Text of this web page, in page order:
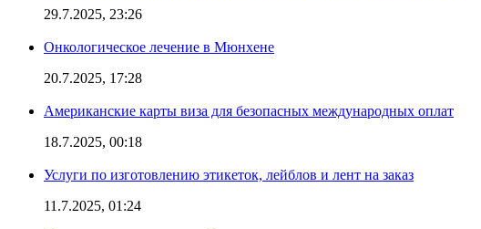
29.7.2025, 23:26
Онкологическое лечение в Мюнхене
20.7.2025, 17:28
Американские карты виза для безопасных международных оплат
18.7.2025, 00:18
Услуги по изготовлению этикеток, лейблов и лент на заказ
11.7.2025, 01:24